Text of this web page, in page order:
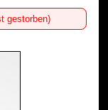
gestorben)